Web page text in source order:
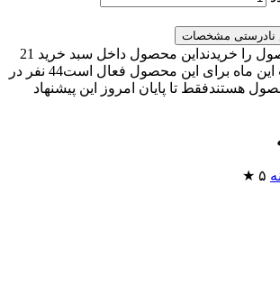
نادرستی مشخصات
این محصول داخل سبد خرید 21
این ماه برای این محصول فعال است
44 نفر در
هستندفقط تا پایان امروز این پیشنهاد
۵ ★